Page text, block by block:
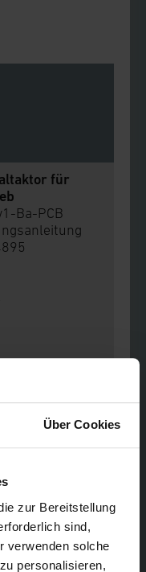
Über Cookies
zur Bereitstellung
sind,
verwenden solche
personalisieren,
für
Ba-PCB
für
Ba-PCB